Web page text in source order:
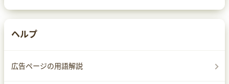
ヘルプ
広告ページの用語解説